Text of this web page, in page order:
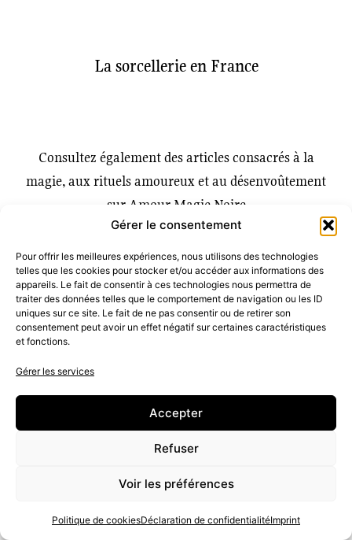
Gérer le consentement
Pour offrir les meilleures expériences, nous utilisons des technologies
telles que les cookies pour stocker et/ou accéder aux informations des
appareils. Le fait de consentir à ces technologies nous permettra de
traiter des données telles que le comportement de navigation ou les ID
uniques sur ce site. Le fait de ne pas consentir ou de retirer son
consentement peut avoir un effet négatif sur certaines caractéristiques
et fonctions.
Gérer les services
Accepter
Refuser
Voir les préférences
Politique de cookiesDéclaration de confidentialitéImprint
La sorcellerie en France
Consultez également des articles consacrés à la
magie, aux rituels amoureux et au désenvoûtement
sur Amour Magie Noire
Partagez
Cliquez sur « J’accepte » pour activer
Politique de cookies
J’accepte
Retour au blog